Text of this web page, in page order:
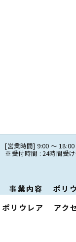
[営業時間] 9:00 ～ 18:00
※受付時間 : 24時間受
事業内容 ポリ
ポリウレア
アク